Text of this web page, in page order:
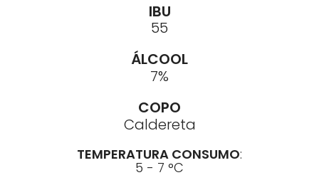
IBU
55
ÁLCOOL
7%
COPO
Caldereta
TEMPERATURA CONSUMO:
5 - 7 °C